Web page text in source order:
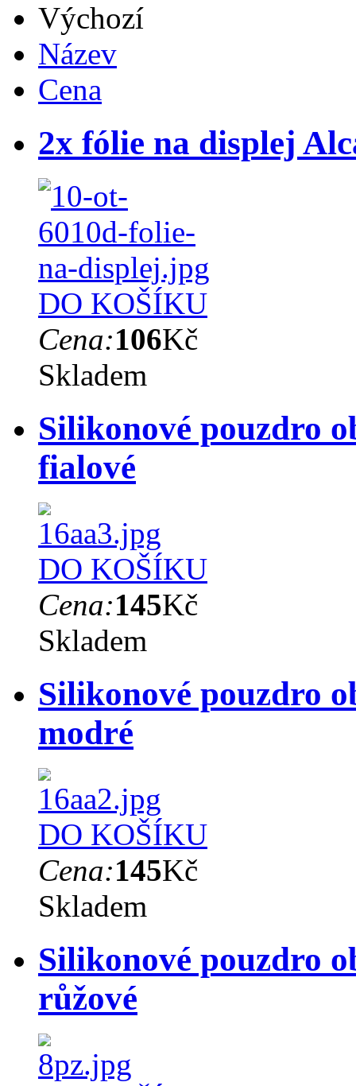
Výchozí
Název
Cena
2x fólie na displej
DO KOŠÍKU
Cena:106Kč
Skladem
Silikonové pouzdro
fialové
DO KOŠÍKU
Cena:145Kč
Skladem
Silikonové pouzdro
modré
DO KOŠÍKU
Cena:145Kč
Skladem
Silikonové pouzdro
růžové